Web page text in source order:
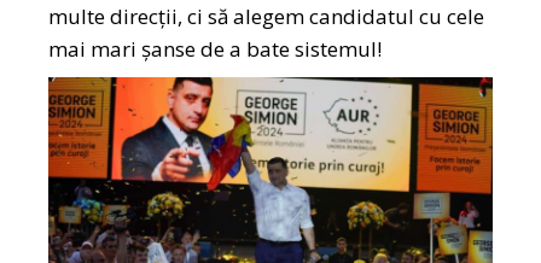
multe direcții, ci să alegem candidatul cu cele
mai mari șanse de a bate sistemul!